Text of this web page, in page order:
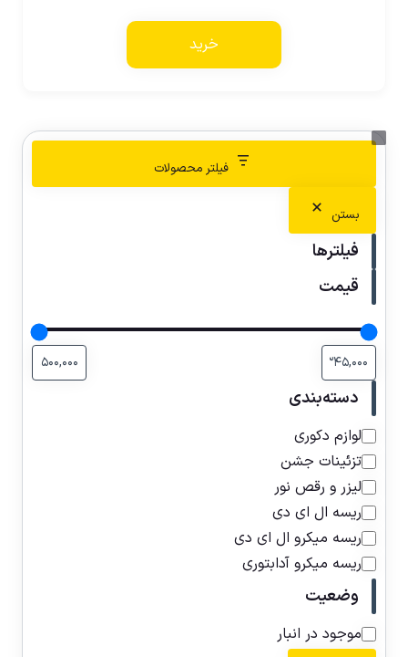
خرید
فیلتر محصولات
بستن
فیلترها
قیمت
دسته‌بندی
لوازم دکوری
تزئینات جشن
لیزر و رقص نور
ریسه ال ای دی
ریسه میکرو ال ای دی
ریسه میکرو آدابتوری
وضعیت
موجود در انبار